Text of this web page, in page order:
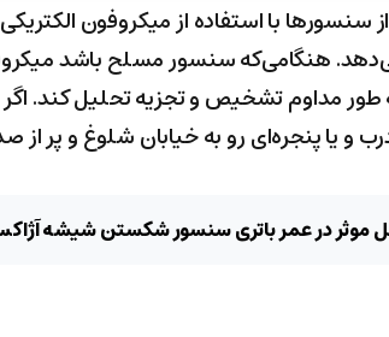
سنسورها با استفاده از میکروفون
هنگامی‌که سنسور مسلح باشد
طور مداوم تشخیص و تجزیه تحلیل کند. اگر
یا پنجره‌ای رو به خیابان شلوغ و پر از صدا)، عمر باتری تا 2
موثر در عمر باتری سنسور شکستن شیشه